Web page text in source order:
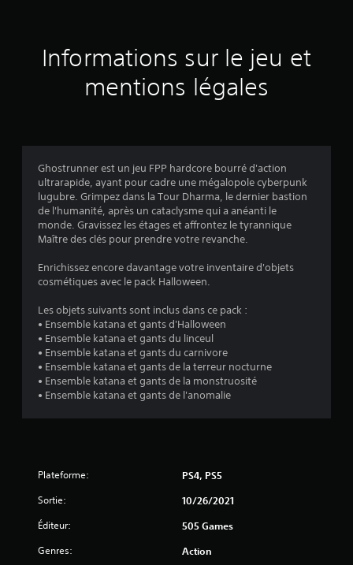
é
l
a
t
Informations sur le jeu et
mentions légales
Ghostrunner est un jeu FPP hardcore bourré d'action
ultrarapide, ayant pour cadre une mégalopole cyberpunk
lugubre. Grimpez dans la Tour Dharma, le dernier bastion
de l'humanité, après un cataclysme qui a anéanti le
monde. Gravissez les étages et affrontez le tyrannique
Maître des clés pour prendre votre revanche.
Enrichissez encore davantage votre inventaire d'objets
cosmétiques avec le pack Halloween.
Les objets suivants sont inclus dans ce pack :
• Ensemble katana et gants d'Halloween
• Ensemble katana et gants du linceul
• Ensemble katana et gants du carnivore
• Ensemble katana et gants de la terreur nocturne
• Ensemble katana et gants de la monstruosité
• Ensemble katana et gants de l'anomalie
Plateforme: PS4, PS5
Sortie: 10/26/2021
Éditeur: 505 Games
Genres: Action